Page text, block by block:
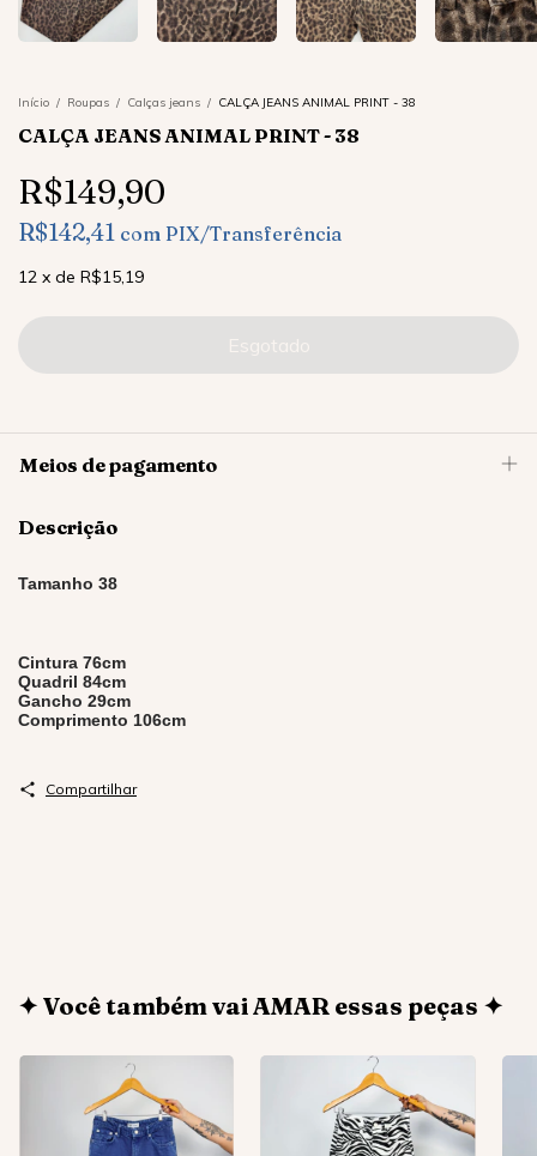
Início / Roupas / Calças jeans / CALÇA JEANS ANIMAL PRINT - 38
CALÇA JEANS ANIMAL PRINT - 38
R$149,90
R$142,41 com PIX/Transferência
12 x de R$15,19
Meios de pagamento
Descrição
Tamanho 38
Cintura 76cm
Quadril 84cm
Gancho 29cm
Comprimento 106cm
Compartilhar
✦ Você também vai AMAR essas peças ✦